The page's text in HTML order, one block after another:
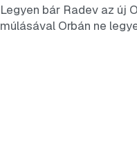
Legyen bár Radev az új
múlásával Orbán ne